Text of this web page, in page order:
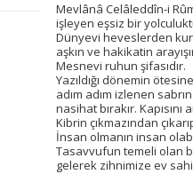
Mevlânâ Celâleddîn-i
işleyen eşsiz bir
Dünyevi heveslerden
aşkın ve hakikatin
Mesnevi ruhun şifasıdır.
Yazıldığı dönemin
adım adım izlenen
nasihat bırakır.
Kibrin çıkmazından
İnsan olmanın insan
Tasavvufun temeli olan
gelerek zihnimize ev